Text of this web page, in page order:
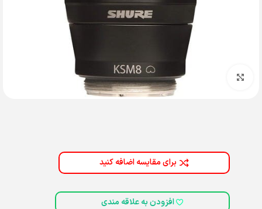
بزرگنمایی تصویر
برای مقایسه اضافه کنید
افزودن به علاقه مندی